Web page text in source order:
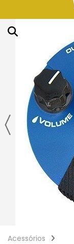
Acessórios